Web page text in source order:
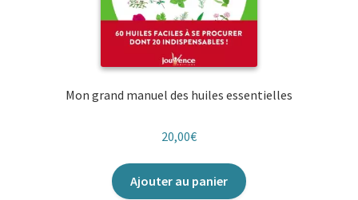
Mon grand manuel des huiles essentielles
20,00€
Ajouter au panier